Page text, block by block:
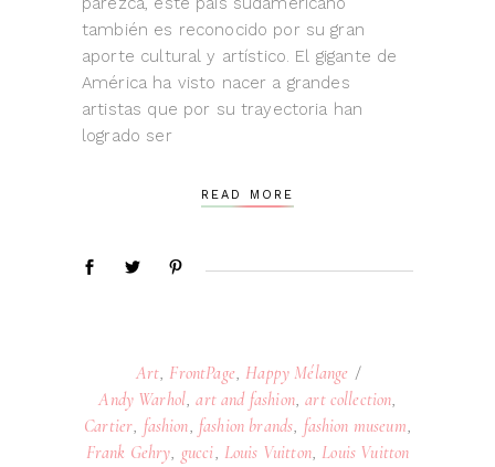
también es reconocido por su gran
aporte cultural y artístico. El gigante de
América ha visto nacer a grandes
artistas que por su trayectoria han
logrado ser
READ MORE
Art, FrontPage, Happy Mélange
Andy Warhol,art and fashion,art collection,
Cartier, fashion, fashion brands, fashion museum,
Frank Gehry, gucci, Louis Vuitton, Louis Vuitton